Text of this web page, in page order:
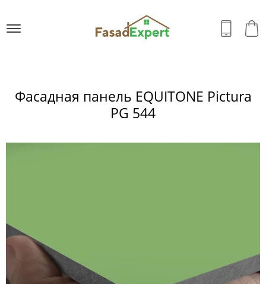
Фасадная панель EQUITONE Pictura
PG 544